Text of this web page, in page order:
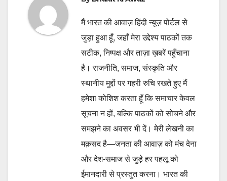
मैं भारत की आवाज़ हिंदी न्यूज़ पोर्टल से
जुड़ा हुआ हूँ, जहाँ मेरा उद्देश्य पाठकों तक
सटीक, निष्पक्ष और ताज़ा ख़बरें पहुँचाना
है। राजनीति, समाज, संस्कृति और
स्थानीय मुद्दों पर गहरी रुचि रखते हुए मैं
हमेशा कोशिश करता हूँ कि समाचार केवल
सूचना न हों, बल्कि पाठकों को सोचने और
समझने का अवसर भी दें। मेरी लेखनी का
मक़सद है—जनता की आवाज़ को मंच देना
और देश-समाज से जुड़े हर पहलू को
ईमानदारी से प्रस्तुत करना। भारत की